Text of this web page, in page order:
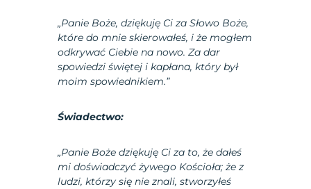
„Panie Boże, dziękuję Ci za Słowo Boże,
które do mnie skierowałeś, i że mogłem
odkrywać Ciebie na nowo. Za dar
spowiedzi świętej i kapłana, który był
moim spowiednikiem.”
Świadectwo:
„Panie Boże dziękuję Ci za to, że dałeś
mi doświadczyć żywego Kościoła; że z
ludzi, którzy się nie znali, stworzyłeś